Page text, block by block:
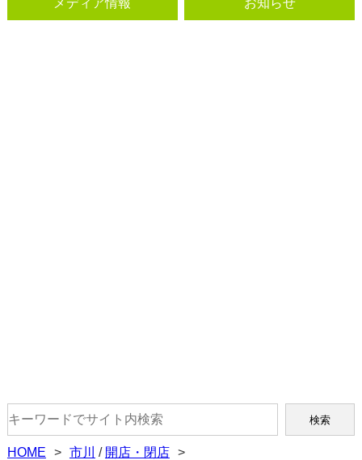
メディア情報 お知らせ
HOME 市川 / 開店・閉店